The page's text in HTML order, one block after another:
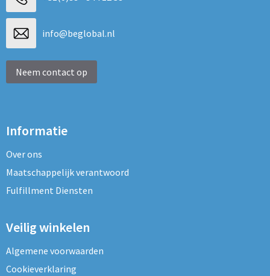
info@beglobal.nl
Neem contact op
Informatie
Over ons
Maatschappelijk verantwoord
Fulfillment Diensten
Veilig winkelen
Algemene voorwaarden
Cookieverklaring